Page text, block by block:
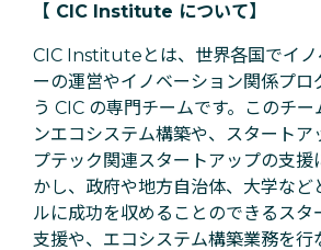
【 CIC Institute について】
CIC Instituteとは、世界各国でイノ
ーの運営やイノベーション関係プロ
う CIC の専門チームです。このチ
ンエコシステム構築や、スタートア
プテック関連スタートアップの支援
かし、政府や地方自治体、大学など
ルに成功を収めることのできるスタ
支援や、エコシステム構築業務を行